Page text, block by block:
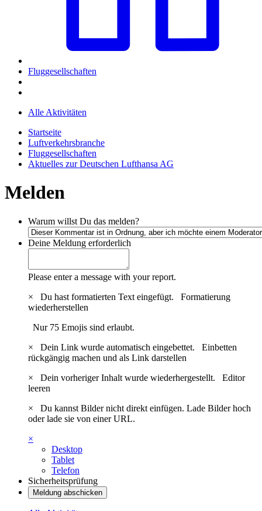
Fluggesellschaften
Alle Aktivitäten
Startseite
Luftverkehrsbranche
Fluggesellschaften
Aktuelles zur Deutschen Lufthansa AG
Melden
Warum willst Du das melden?
Deine Meldung erforderlich
Please enter a message with your report.
×
Du hast formatierten Text eingefügt. Formatierung
wiederherstellen
Nur 75 Emojis sind erlaubt.
×
Dein Link wurde automatisch eingebettet. Einbetten
rückgängig machen und als Link darstellen
×
Dein vorheriger Inhalt wurde wiederhergestellt. Editor
leeren
×
Du kannst Bilder nicht direkt einfügen. Lade Bilder hoch
oder lade sie von einer URL.
×
Desktop
Tablet
Telefon
Sicherheitsprüfung
Meldung abschicken